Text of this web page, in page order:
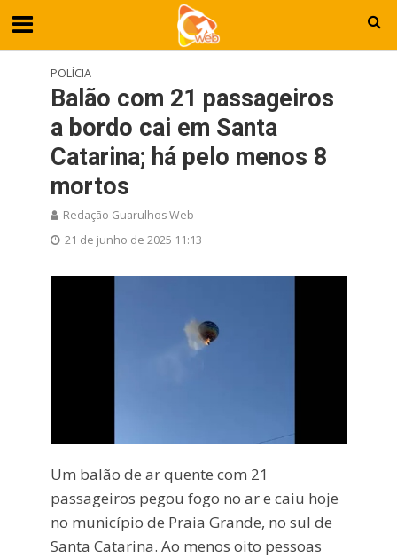
POLÍCIA
Balão com 21 passageiros
a bordo cai em Santa
Catarina; há pelo menos 8
mortos
Redação Guarulhos Web
21 de junho de 2025 11:13
Um balão de ar quente com 21
passageiros pegou fogo no ar e caiu hoje
no município de Praia Grande, no sul de
Santa Catarina. Ao menos oito pessoas